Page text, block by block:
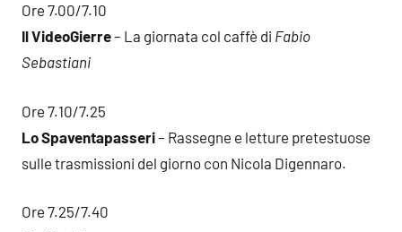
Ore 7.00/7.10
Il VideoGierre– La giornata col caffè di Fabio
Sebastiani
Ore 7.10/7.25
Lo Spaventapasseri– Rassegne e letture pretestuose
sulle trasmissioni del giorno con Nicola Digennaro.
Ore 7.25/7.40